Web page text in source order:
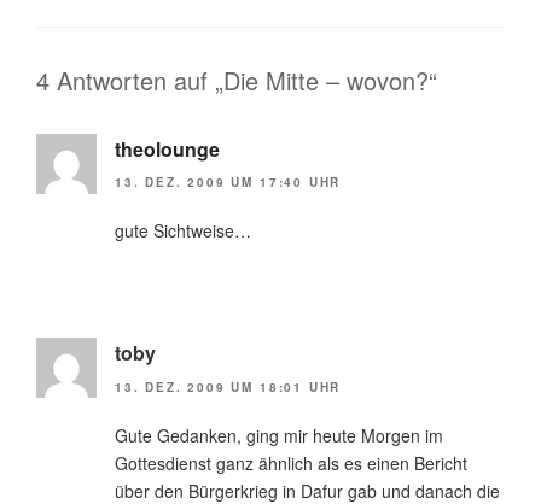
4 Antworten auf „Die Mitte – wovon?“
theolounge
13. DEZ. 2009 UM 17:40 UHR
gute Sichtweise…
toby
13. DEZ. 2009 UM 18:01 UHR
Gute Gedanken, ging mir heute Morgen im
Gottesdienst ganz ähnlich als es einen Bericht
über den Bürgerkrieg in Dafur gab und danach die